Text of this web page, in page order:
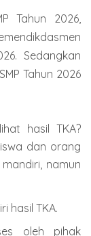
Tahun 2026,
Sedangkan
Tahun 2026
hasil TKA?
dan orang
namun
hasil TKA.
oleh pihak